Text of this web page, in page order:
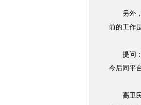
另外，
前的工作
提问：
今后同平
高卫民